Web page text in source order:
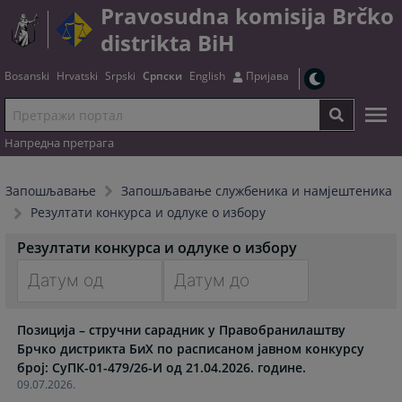
Pravosudna komisija Brčko
distrikta BiH
Bosanski Hrvatski Srpski Српски English Пријава
Напредна претрага
Запошљавање
Запошљавање службеника и намјештеника
Резултати конкурса и одлуке о избору
Резултати конкурса и одлуке о избору
forward
to
interact
with
forward
to
interact
09.07.2026.
Позиција – стручни сарадник у Правобранилаштву
Брчко дистрикта БиХ по расписаном јавном конкурсу
број: СуПК-01-479/26-И од 21.04.2026. године.